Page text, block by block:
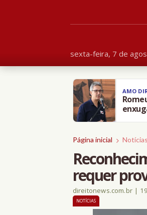
sexta-feira, 7 de
AMO
Página inicial Notícias
requer
direitonews.com.br |
NOTÍCIAS